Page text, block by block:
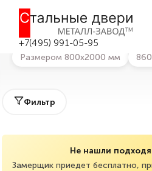
+7(495) 991-05-95
Входные двери со
Размером 800х2000 мм
Фильтр
Не нашли
Замерщик приедет бесплатно,